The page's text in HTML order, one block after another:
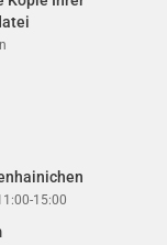
15:00